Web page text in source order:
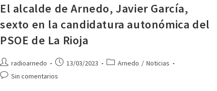
El alcalde de Arnedo, Javier García,
sexto en la candidatura autonómica del
PSOE de La Rioja
radioarnedo 13/03/2023 Arnedo / Noticias
Sin comentarios